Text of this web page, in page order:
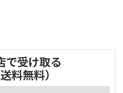
で受け取る
送料無料）